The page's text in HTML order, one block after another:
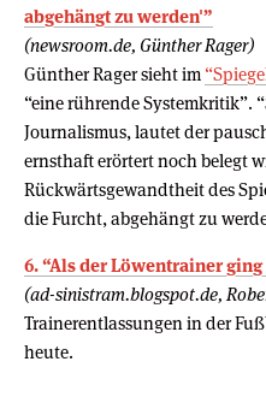
abgehängt zu werden'”
(newsroom.de, Günther Rager)
Günther Rager sieht im
“eine rührende Systemkritik”.
Journalismus, lautet der
ernsthaft erörtert noch belegt
Rückwärtsgewandtheit des
die Furcht, abgehängt zu
6. “Als der Löwentrainer
(ad-sinistram.blogspot.de,
Trainerentlassungen in der
heute.